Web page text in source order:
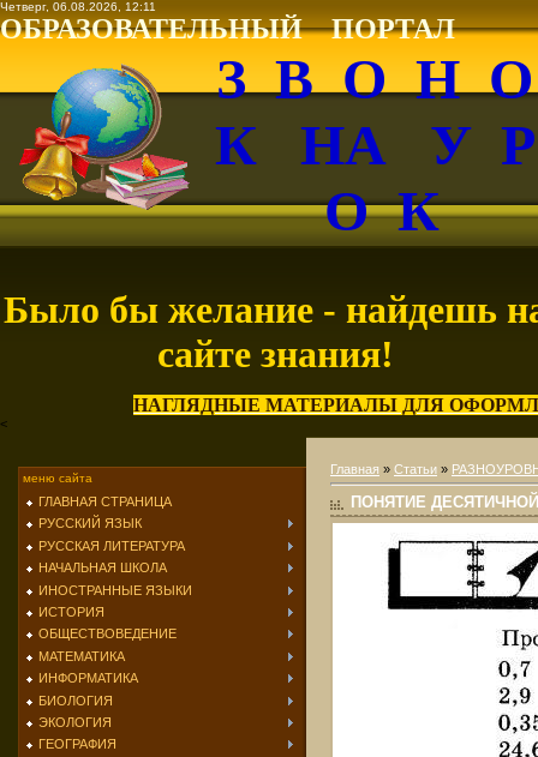
Четверг, 06.08.2026, 12:11
ОБРАЗОВАТЕЛЬНЫЙ ПОРТАЛ
З В О Н
К НА У
О К
Было бы желание - найдешь
сайте знания!
НАГЛЯДНЫЕ МАТЕРИАЛЫ ДЛЯ
<
меню сайта
ГЛАВНАЯ СТРАНИЦА
РУССКИЙ ЯЗЫК
РУССКАЯ ЛИТЕРАТУРА
НАЧАЛЬНАЯ ШКОЛА
ИНОСТРАННЫЕ ЯЗЫКИ
ИСТОРИЯ
ОБЩЕСТВОВЕДЕНИЕ
МАТЕМАТИКА
ИНФОРМАТИКА
БИОЛОГИЯ
ЭКОЛОГИЯ
ГЕОГРАФИЯ
Главная » Статьи »
ПОНЯТИЕ